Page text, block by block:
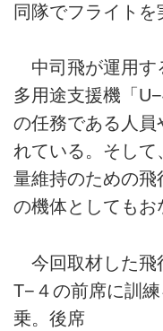
同隊でフライトを
中司飛が運用す
多用途支援機「
の任務である人員
れている。そし
量維持のための飛
の機体としてもお
今回取材した飛
T−４の前席に訓
乗。後席